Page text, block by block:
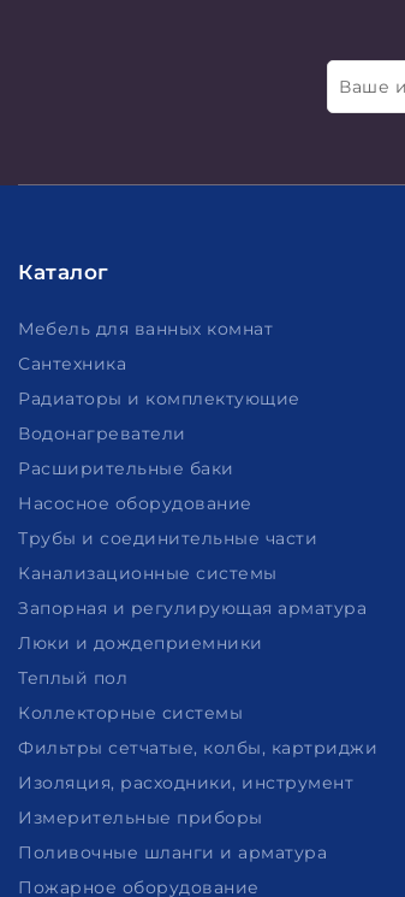
Ваше
Каталог
Мебель для ванных комнат
Сантехника
Радиаторы и комплектующие
Водонагреватели
Расширительные баки
Насосное оборудование
Трубы и соединительные части
Канализационные системы
Запорная и регулирующая арматура
Люки и дождеприемники
Теплый пол
Коллекторные системы
Фильтры сетчатые, колбы, картриджи
Изоляция, расходники, инструмент
Измерительные приборы
Поливочные шланги и арматура
Пожарное оборудование